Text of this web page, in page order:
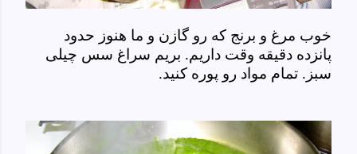
خوب مرغ و برنج که رو گازن و ما هنوز حدود
پانزده دقیقه وقت داریم. بریم سراغ سس چیلی
سبز. تمام مواد رو پوره کنید.